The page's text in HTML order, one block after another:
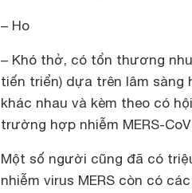
– Ho
– Khó thở, có tổn thương
tiến triển) dựa trên lâm
khác nhau và kèm theo có
trường hợp nhiễm MERS-
Một số người cũng đã có
nhiễm virus MERS còn có